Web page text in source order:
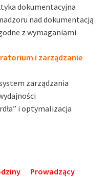
dokumentacyjna
nad dokumentacją
z wymaganiami
i zarządzanie
zarządzania
i optymalizacja
Prowadzący